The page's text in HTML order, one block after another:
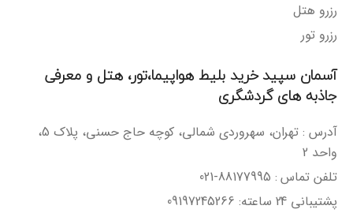
رزرو هتل
رزرو تور
آسمان سپید خرید بلیط هواپیما،تور، هتل و معرفی
جاذبه های گردشگری
آدرس : تهران، سهروردی شمالی، کوچه حاج حسنی، پلاک 5،
واحد 2
تلفن تماس : 88177995-021
پشتیبانی 24 ساعته: 09197245266